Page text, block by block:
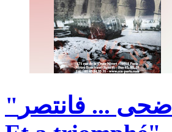
ضحى ...